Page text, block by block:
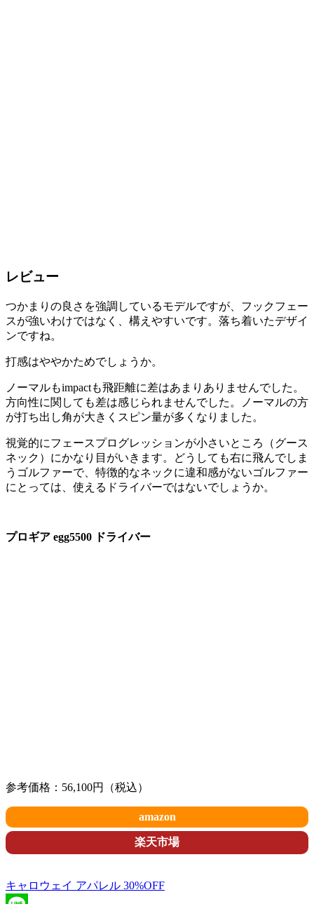
レビュー
つかまりの良さを強調しているモデルですが、フックフェー
スが強いわけではなく、構えやすいです。落ち着いたデザイ
ンですね。
打感はややかためでしょうか。
ノーマルもimpactも飛距離に差はあまりありませんでした。
方向性に関しても差は感じられませんでした。ノーマルの方
が打ち出し角が大きくスピン量が多くなりました。
視覚的にフェースプログレッションが小さいところ（グース
ネック）にかなり目がいきます。どうしても右に飛んでしま
うゴルファーで、特徴的なネックに違和感がないゴルファー
にとっては、使えるドライバーではないでしょうか。
プロギア egg5500 ドライバー
参考価格：56,100円（税込）
amazon
楽天市場
キャロウェイ アパレル 30%OFF